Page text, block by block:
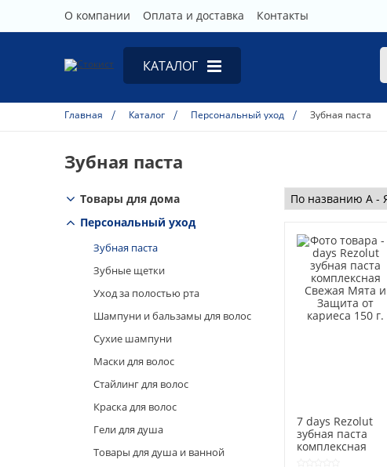
О компании Оплата и доставка Контакты
КАТАЛОГ
Товары для дома
Галантерея
Главная Каталог Персональный уход Зубная паста
Зубная паста
Товары для дома
Персональный уход
Зубная паста
Зубные щетки
Уход за полостью рта
Шампуни и бальзамы для волос
Сухие шампуни
Маски для волос
Стайлинг для волос
Краска для волос
Гели для душа
Товары для душа и ванной
7 days Rezolut
зубная паста
комплексная